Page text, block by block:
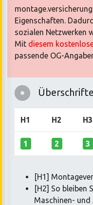
Eigenschaften.
sozialen Netzwerken
Mit diesem
passende OG-
H1 H2 H3
1 2 3
[H1]
[H2] So bleiben
Maschinen- und